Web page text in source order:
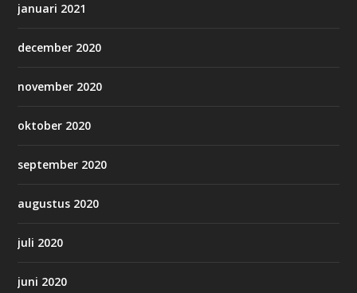
januari 2021
december 2020
november 2020
oktober 2020
september 2020
augustus 2020
juli 2020
juni 2020